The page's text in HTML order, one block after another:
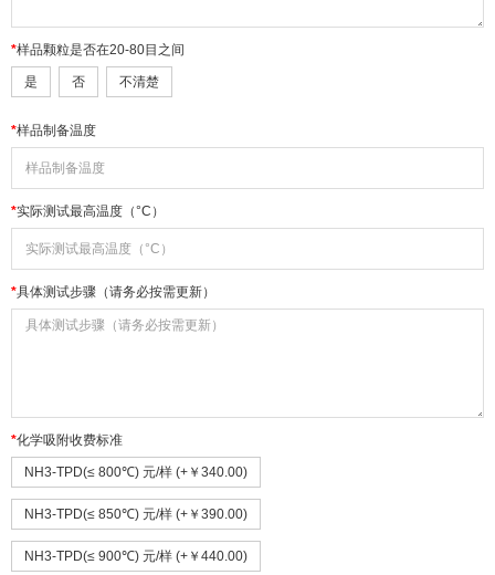
样品颗粒是否在20-80目之间
是 否 不清楚
样品制备温度
实际测试最高温度（°C）
具体测试步骤（请务必按需更新）
化学吸附收费标准
NH3-TPD(≤ 800℃) 元/样 (+￥340.00)
NH3-TPD(≤ 850℃) 元/样 (+￥390.00)
NH3-TPD(≤ 900℃) 元/样 (+￥440.00)